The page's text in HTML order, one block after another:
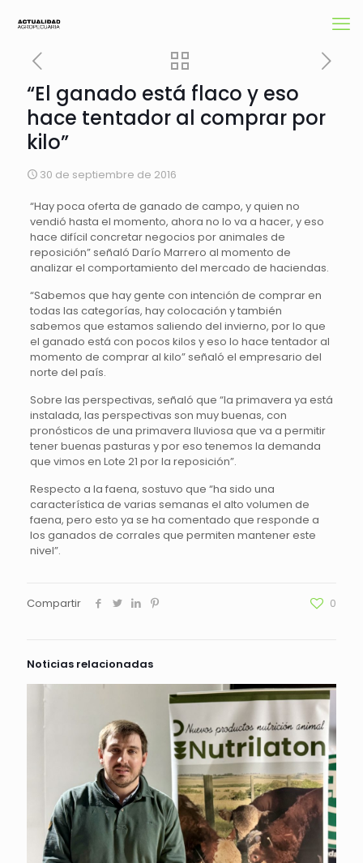
“El ganado está flaco y eso
hace tentador al comprar por
kilo”
30 de septiembre de 2016
“Hay poca oferta de ganado de campo, y quien no
vendió hasta el momento, ahora no lo va a hacer, y eso
hace difícil concretar negocios por animales de
reposición” señaló Darío Marrero al momento de
analizar el comportamiento del mercado de haciendas.
“Sabemos que hay gente con intención de comprar en
todas las categorías, hay colocación y también
sabemos que estamos saliendo del invierno, por lo que
el ganado está con pocos kilos y eso lo hace tentador al
momento de comprar al kilo” señaló el empresario del
norte del país.
Sobre las perspectivas, señaló que “la primavera ya está
instalada, las perspectivas son muy buenas, con
pronósticos de una primavera lluviosa que va a permitir
tener buenas pasturas y por eso tenemos la demanda
que vimos en Lote 21 por la reposición”.
Respecto a la faena, sostuvo que “ha sido una
característica de varias semanas el alto volumen de
faena, pero esto ya se ha comentado que responde a
los ganados de corrales que permiten mantener este
nivel”.
Compartir 0
Noticias relacionadas